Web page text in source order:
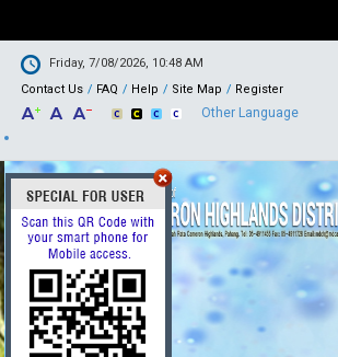
Friday, 7/08/2026, 10:48 AM
Contact Us
FAQ Help Site Map Register
Other Language